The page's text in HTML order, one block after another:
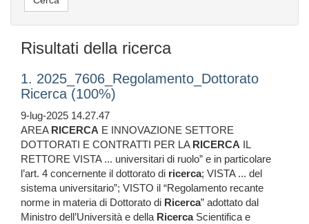
Risultati della ricerca
1. 2025_7606_Regolamento_Dottorato
Ricerca (100%)
9-lug-2025 14.27.47
AREA RICERCA E INNOVAZIONE SETTORE
DOTTORATI E CONTRATTI PER LA RICERCA IL
RETTORE VISTA ... universitari di ruolo” e in particolare
l’art. 4 concernente il dottorato di ricerca; VISTA ... del
sistema universitario”; VISTO il “Regolamento recante
norme in materia di Dottorato di Ricerca” adottato dal
Ministro dell’Università e della RicercaScientifica e